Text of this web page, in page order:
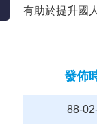
有助於提升國
發佈
88-